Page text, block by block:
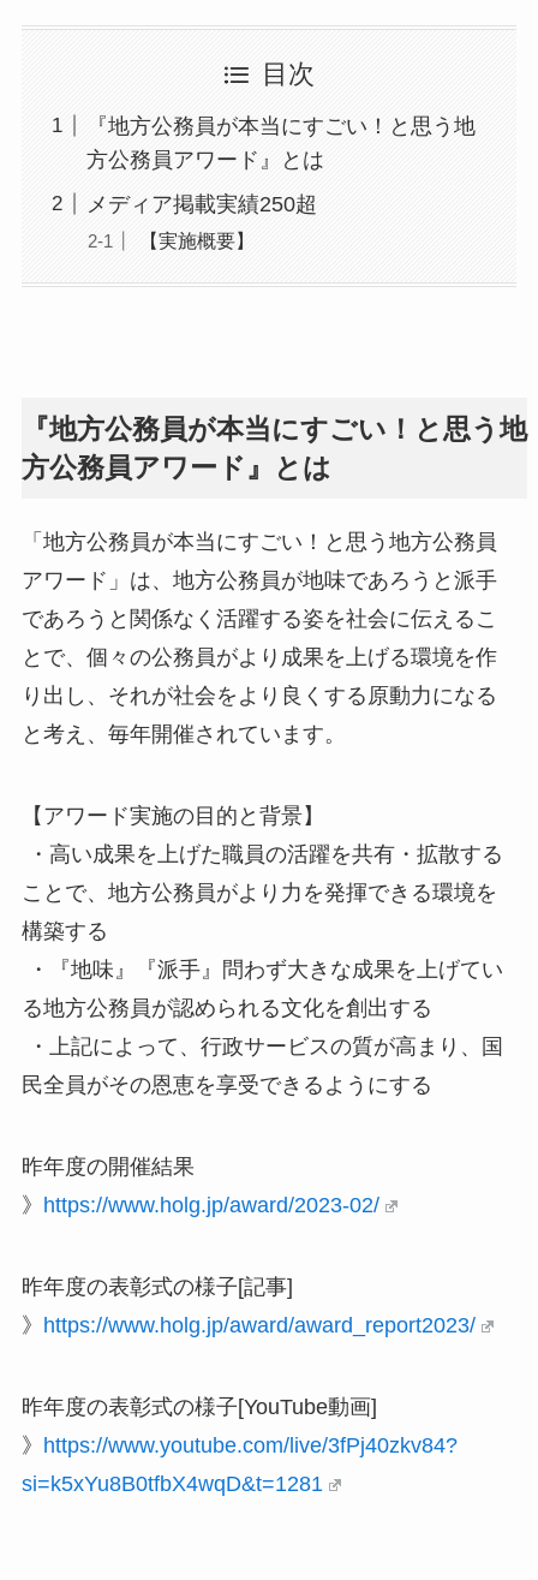
目次
『地方公務員が本当にすごい！と思う地
方公務員アワード』とは
メディア掲載実績250超
【実施概要】
『地方公務員が本当にすごい！と思う地
方公務員アワード』とは
「地方公務員が本当にすごい！と思う地方公務員
アワード」は、地方公務員が地味であろうと派手
であろうと関係なく活躍する姿を社会に伝えるこ
とで、個々の公務員がより成果を上げる環境を作
り出し、それが社会をより良くする原動力になる
と考え、毎年開催されています。
【アワード実施の目的と背景】
・高い成果を上げた職員の活躍を共有・拡散する
ことで、地方公務員がより力を発揮できる環境を
構築する
・『地味』『派手』問わず大きな成果を上げてい
る地方公務員が認められる文化を創出する
・上記によって、行政サービスの質が高まり、国
民全員がその恩恵を享受できるようにする
昨年度の開催結果
》 https://www.holg.jp/award/2023-02/
昨年度の表彰式の様子[記事]
》 https://www.holg.jp/award/award_report2023/
昨年度の表彰式の様子[YouTube動画]
》 https://www.youtube.com/live/3fPj40zkv84?
si=k5xYu8B0tfbX4wqD&t=1281